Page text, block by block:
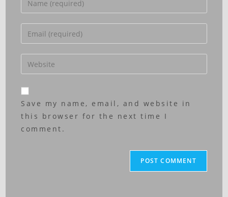
Save my name, email, and website in
this browser for the next time I
comment.